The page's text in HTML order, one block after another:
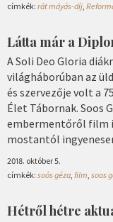
címkék: rát máyás-díj,
Látta már a
A Soli Deo Gloria
világháborúban az
és szervezője volt a
Élet Tábornak. Soos
embermentőről film
mostantól
2018. október 5.
címkék: soós géza film soos
Hétről hétre